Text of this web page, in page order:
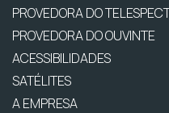
PROVEDORA DO
PROVEDORA DO OUVINTE
ACESSIBILIDADES
SATÉLITES
A EMPRESA